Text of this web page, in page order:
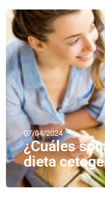
07/04/2024
¿Cuáles
dieta